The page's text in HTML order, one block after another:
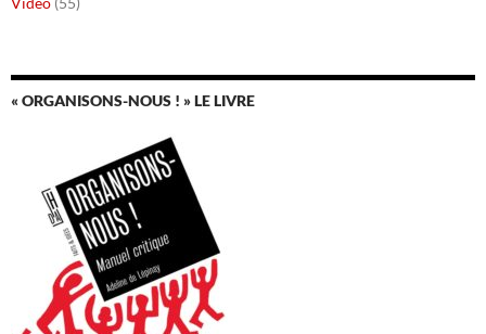
« ORGANISONS-NOUS ! » LE LIVRE